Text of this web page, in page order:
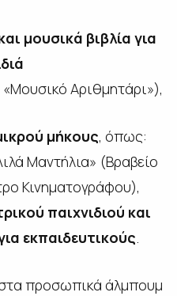
μουσικά βιβλία για
Αριθμητάρι»),
μήκους, όπως:
Μαντήλια» (Βραβείο
Κινηματογράφου),
παιχνιδιού και
εκπαιδευτικούς.
στα προσωπικά άλμπουμ